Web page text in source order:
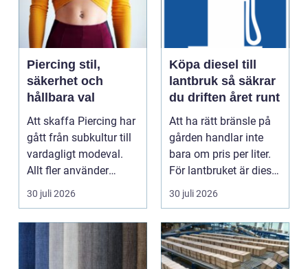
Piercing stil,
säkerhet och
hållbara val
Att skaffa Piercing har
gått från subkultur till
vardagligt modeval.
Allt fler använder
piercade smy...
30 juli 2026
Köpa diesel till
lantbruk så säkrar
du driften året runt
Att ha rätt bränsle på
gården handlar inte
bara om pris per liter.
För lantbruket är diesel
en förut...
30 juli 2026